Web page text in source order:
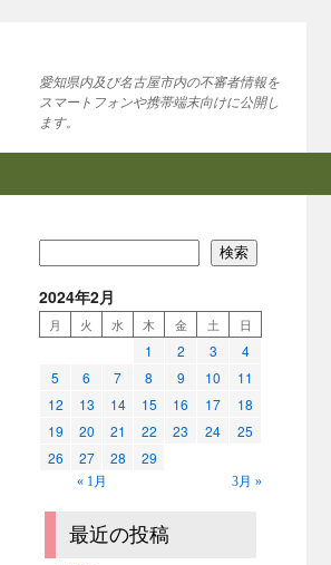
愛知県内及び名古屋市内の不審者情報を
スマートフォンや携帯端末向けに公開し
ます。
検索
2024年2月
月 火 水 木 金 土 日
1 2 3
4
5
6 7 8 9 10
11
12
13 14 15 16 17
18
19
20 21 22 23 24
25
26
27 28 29
« 1月 3月 »
最近の投稿